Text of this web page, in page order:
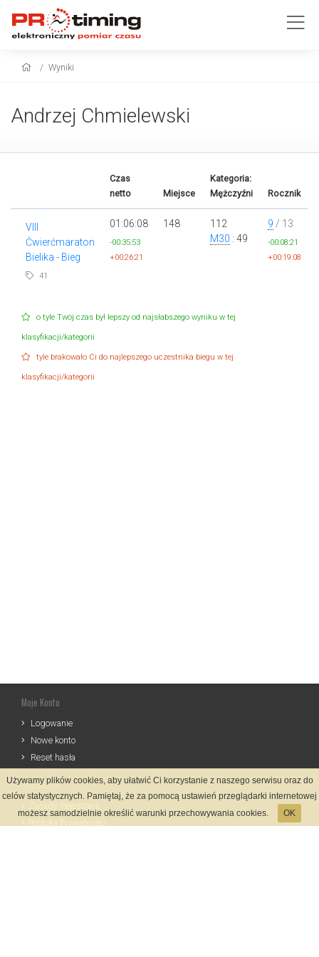
Wyniki
Andrzej Chmielewski
Czas
netto
Miejsce
Kategoria:
Mężczyźni
Rocznik
VIII
Ćwierćmaraton
Bielika - Bieg
41
01:06:08
-00:35:53
+00:26:21
148
112
M30 : 49
9 / 13
-00:08:21
+00:19:08
o tyle Twój czas był lepszy od najsłabszego wyniku w tej
klasyfikacji/kategorii
tyle brakowało Ci do najlepszego uczestnika biegu w tej
klasyfikacji/kategorii
Moje Konto
Logowanie
Nowe konto
Reset hasła
Informacje
Używamy plików cookies, aby ułatwić Ci korzystanie z naszego serwisu oraz do
celów statystycznych. Pamiętaj, że za pomocą ustawień przeglądarki internetowej
możesz samodzielnie określić warunki przechowywania cookies.
OK